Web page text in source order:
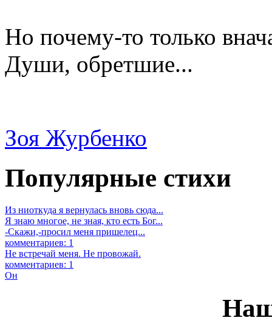
Но почему-то только
Души, обретшие...
Зоя Журбенко
Популярные стихи
Из ниоткуда я вернулась вновь сюда...
Я знаю многое, не зная, кто есть Бог...
-Скажи,-просил меня пришелец...
комментариев: 1
Не встречай меня. Не провожай.
комментариев: 1
Он